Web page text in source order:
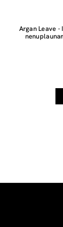
Argan Leave